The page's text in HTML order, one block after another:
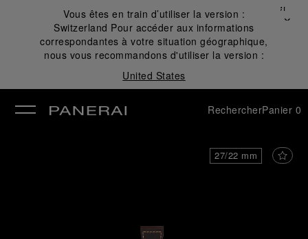
Vous êtes en train d’utiliser la version :
Switzerland Pour accéder aux informations
correspondantes à votre situation géographique,
nous vous recommandons d'utiliser la version :
United States
Fermer
✕
RechercherPanier 0
27/22 mm